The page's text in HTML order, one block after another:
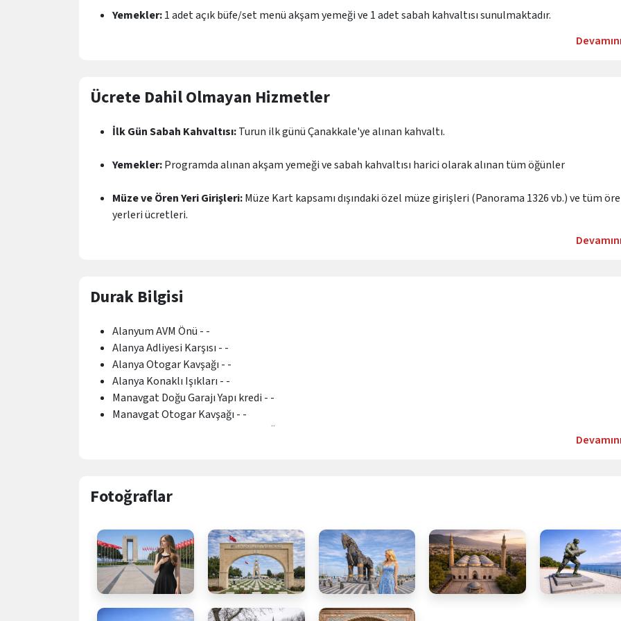
Yemekler:1 adet açık büfe/set menü akşam yemeği ve 1 adet sabah kahvaltısı sunulmaktadır.
Ücrete Dahil Olmayan Hizmetler
İlk Gün Sabah Kahvaltısı:Turun ilk günü Çanakkale'ye alınan kahvaltı.
Yemekler:Programda alınan akşam yemeği ve sabah kahvaltısı harici olarak alınan tüm öğünler
Müze ve Ören Yeri Girişleri:Müze Kart kapsamı dışındaki özel müze girişleri (Panorama 1326 vb.) ve tüm
yerleri ücretleri.
Oteldeki ekstralar (minibar vb.), yemeklerde alınan tüm içecekler ve şahsi alışverişler.
Durak Bilgisi
Alanyum AVM Önü - -
Alanya Adliyesi Karşısı - -
Alanya Otogar Kavşağı - -
Alanya Konaklı Işıkları - -
Manavgat Doğu Garajı Yapı kredi - -
Manavgat Otogar Kavşağı - -
Manavgat Teksin Unlu Mamulleri Önü - -
Serik Genpa Kavşağı - -
Serik Otogar kavşağı - -
Serik Kadriye Kavşağı - -
Aksu Pınarlı Anfaş Kavşağı - -
Yörükoğlu Kavşağı (ciğerci Eyüp usta) - -
Meydan PTT Önü - -
Mevlana Petrol Önü (Mevlana cd.) - -
Fotoğraflar